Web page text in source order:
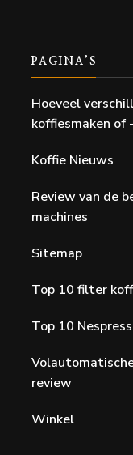
PAGINA’S
Hoeveel
koffiesmaken of
Koffie Nieuws
Review van de
machines
Sitemap
Top 10 filter
Top 10
review
Winkel